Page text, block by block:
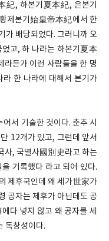
紀, 하본기夏本紀, 은본기
제본기始皇帝本紀에서 한
가 배당되었다. 그러니까 오
고, 하 나라는 하본기夏本
든가 이런 사람들을 한 명
한 나라에 대해서 본기가
서 기술한 것이다. 춘추 시
12개가 있고, 그런데 앞서
사, 국별사國別史라고 하는
기록했다 라고 되어 있다.
제후국인데 왜 세가世家가
공자는 제후가 아닌데도 공
다 넣지 않고 왜 공자를 세
독창성이다.